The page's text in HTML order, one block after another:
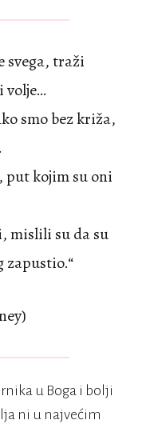
svega, traži
volje…
smo bez križa,
put kojim su oni
mislili su da su
zapustio.“
u Boga i bolji
ni u najvećim